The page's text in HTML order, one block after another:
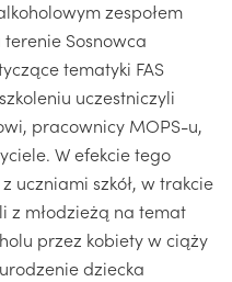
zespołem
Sosnowca
tematyki FAS
uczestniczyli
pracownicy MOPS-u,
W efekcie tego
uczniami szkół, w trakcie
z młodzieżą na temat
przez kobiety w ciąży
dziecka